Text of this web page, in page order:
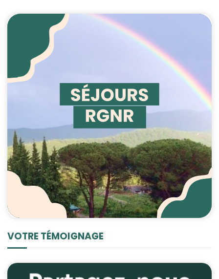
VOTRE TÉMOIGNAGE